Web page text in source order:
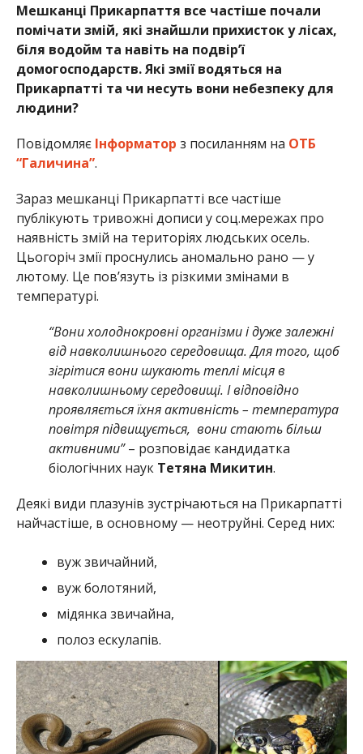
Мешканці Прикарпаття все частіше почали
помічати змій, які знайшли прихисток у лісах,
біля водойм та навіть на подвір’ї
домогосподарств. Які змії водяться на
Прикарпатті та чи несуть вони небезпеку для
людини?
Повідомляє Інформатор з посиланням на ОТБ
“Галичина”.
Зараз мешканці Прикарпатті все частіше
публікують тривожні дописи у соц.мережах про
наявність змій на територіях людських осель.
Цьогоріч змії проснулись аномально рано — у
лютому. Це пов’язуть із різкими змінами в
температурі.
“Вони холоднокровні організми і дуже залежні
від навколишнього середовища. Для того, щоб
зігрітися вони шукають теплі місця в
навколишньому середовищі. І відповідно
проявляється їхня активність – температура
повітря підвищується, вони стають більш
активними”– розповідає кандидатка
біологічних наук Тетяна Микитин.
Деякі види плазунів зустрічаються на Прикарпатті
найчастіше, в основному — неотруйні. Серед них:
вуж звичайний,
вуж болотяний,
мідянка звичайна,
полоз ескулапів.